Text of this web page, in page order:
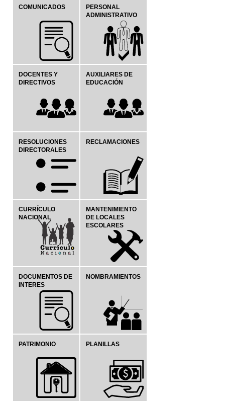
COMUNICADOS
PERSONAL
ADMINISTRATIVO
DOCENTES Y
DIRECTIVOS
AUXILIARES DE
EDUCACIÓN
RESOLUCIONES
DIRECTORALES
RECLAMACIONES
CURRÍCULO
NACIONAL
MANTENIMIENTO
DE LOCALES
ESCOLARES
DOCUMENTOS DE
INTERES
NOMBRAMIENTOS
PATRIMONIO PLANILLAS